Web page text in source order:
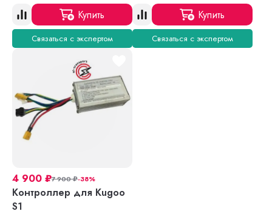
Купить
Связаться с экспертом
Купить
Связаться с экспертом
4 900 ₽7 900₽-38%
Контроллер для Kugoo
S1